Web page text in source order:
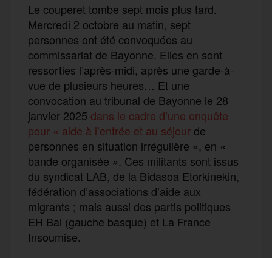
Le couperet tombe sept mois plus tard.
Mercredi 2 octobre au matin, sept
personnes ont été convoquées au
commissariat de Bayonne. Elles en sont
ressorties l’après-midi, après une garde-à-
vue de plusieurs heures… Et une
convocation au tribunal de Bayonne le 28
janvier 2025 dans le cadre d’une enquête
pour « aide à l’entrée et au séjour de
personnes en situation irrégulière », en «
bande organisée ». Ces militants sont issus
du syndicat LAB, de la Bidasoa Etorkinekin,
fédération d’associations d’aide aux
migrants ; mais aussi des partis politiques
EH Bai (gauche basque) et La France
Insoumise.